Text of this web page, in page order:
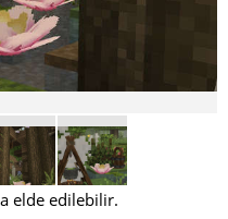
elde edilebilir.